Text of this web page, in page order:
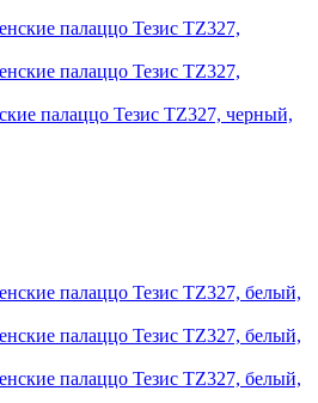
палаццо Тезис TZ327, черный,